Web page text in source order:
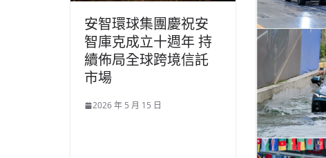
安智環球集團慶祝安
智庫克成立十週年 持
續佈局全球跨境信託
市場
2026 年 5 月 15 日